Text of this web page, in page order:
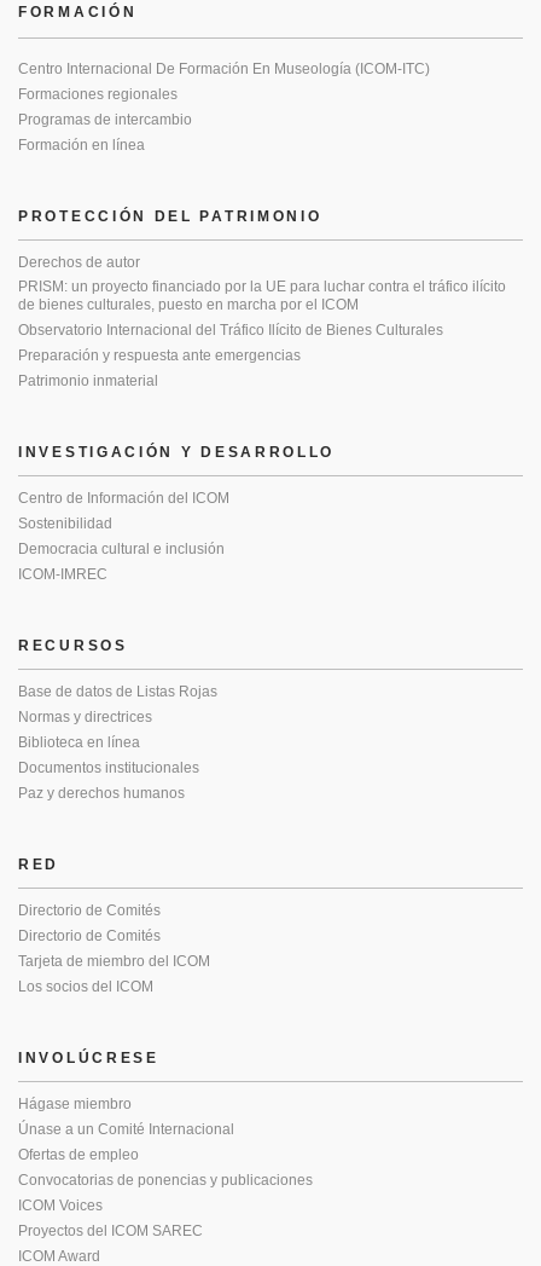
PROTECCIÓN DEL PATRIMONIO
Derechos de autor
PRISM: un proyecto financiado por la UE para luchar contra el tráfico ilícito
de bienes culturales, puesto en marcha por el ICOM
Observatorio Internacional del Tráfico Ilícito de Bienes Culturales
Preparación y respuesta ante emergencias
Patrimonio inmaterial
FORMACIÓN
Centro Internacional De Formación En Museología (ICOM-ITC)
Formaciones regionales
Programas de intercambio
Formación en línea
INVESTIGACIÓN Y DESARROLLO
Centro de Información del ICOM
Sostenibilidad
Democracia cultural e inclusión
ICOM-IMREC
RECURSOS
Base de datos de Listas Rojas
Normas y directrices
Biblioteca en línea
Documentos institucionales
Paz y derechos humanos
RED
Directorio de Comités
Directorio de Comités
Tarjeta de miembro del ICOM
Los socios del ICOM
INVOLÚCRESE
Hágase miembro
Únase a un Comité Internacional
Ofertas de empleo
Convocatorias de ponencias y publicaciones
ICOM Voices
Proyectos del ICOM SAREC
ICOM Award